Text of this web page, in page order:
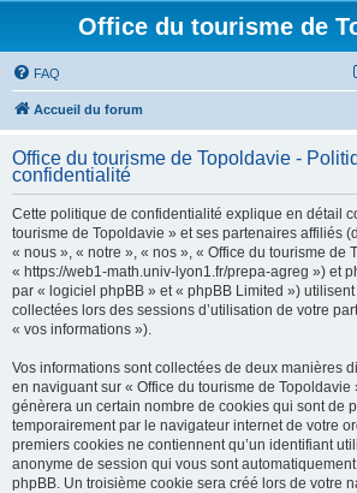
Office du tourisme de
FAQ
Accueil du forum
Office du tourisme de Topoldavie -
confidentialité
Cette politique de confidentialité explique en détail
tourisme de Topoldavie » et ses partenaires affiliés
« nous », « notre », « nos », « Office du tourisme de
« https://web1-math.univ-lyon1.fr/prepa-agreg ») et
par « logiciel phpBB » et « phpBB Limited »)
collectées lors des sessions d’utilisation de votre
« vos informations »).
Vos informations sont collectées de deux manières
en naviguant sur « Office du tourisme de
génèrera un certain nombre de cookies qui sont de
temporairement par le navigateur internet de votre
premiers cookies ne contiennent qu’un identifiant
anonyme de session qui vous sont
phpBB. Un troisième cookie sera créé lors de votre